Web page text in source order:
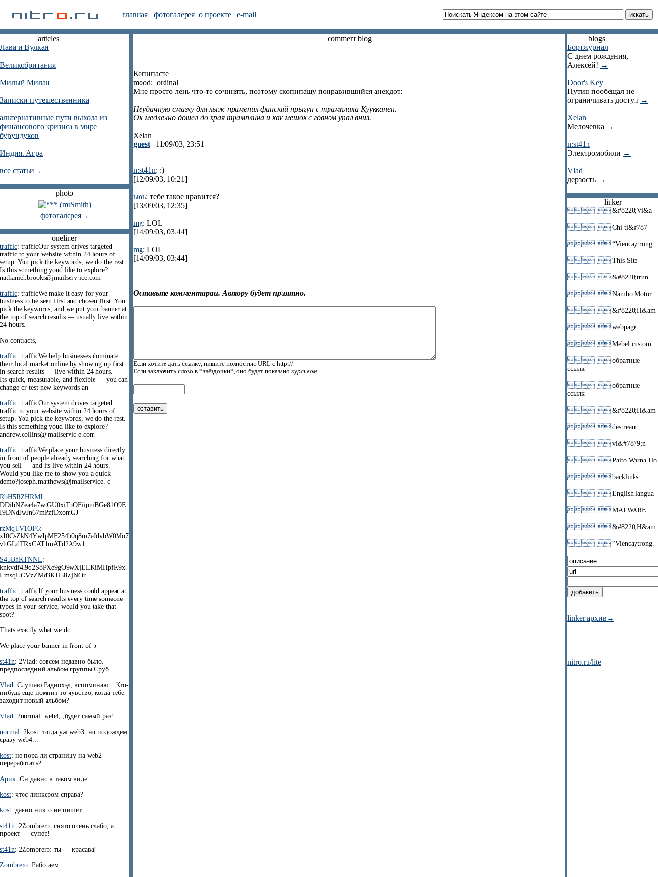
главная фотогалерея о проекте e-mail
articles
Лава и Вулкан
Великобритания
Милый Милан
Записки путешественника
альтернативные пути выхода из
финансового кризиса в мире
бурундуков
Индия. Агра
все статьи→
photo
фотогалерея→
oneliner
traffic: trafficOur system drives targeted
traffic to your website within 24 hours of
setup. You pick the keywords, we do the rest.
Is this something youd like to explore?
nathaniel.brooks@jmailserv ice.com
traffic: trafficWe make it easy for your
business to be seen first and chosen first. You
pick the keywords, and we put your banner at
the top of search results — usually live within
24 hours.
No contracts,
traffic: trafficWe help businesses dominate
their local market online by showing up first
in search results — live within 24 hours.
Its quick, measurable, and flexible — you can
change or test new keywords an
traffic: trafficOur system drives targeted
traffic to your website within 24 hours of
setup. You pick the keywords, we do the rest.
Is this something youd like to explore?
andrew.collins@jmailservic e.com
traffic: trafficWe place your business directly
in front of people already searching for what
you sell — and its live within 24 hours.
Would you like me to show you a quick
demo?joseph.matthews@jmailservice. c
RbH5RZHRML:
DDibNZea4a7wtGU0xiToOFiipmBGe81O9E
I9DNdJwJn67mPzfDxomGJ
rzMqTV1OF6:
xI0CsZkN4YwIpMF254b0q8m7aJdvbW0Mo7
vhGLdTRxCAT1mATd2A9w1
S45BhKTNNL:
knkvdf4l9q2S8PXe9gO9wXjELKiMHpfK9x
LmsqUGVzZMd3KH58ZjNOr
traffic: trafficIf your business could appear at
the top of search results every time someone
types in your service, would you take that
spot?
Thats exactly what we do.
We place your banner in front of p
st41n: 2Vlad: совсем недавно было.
предпоследний альбом группы Сруб.
Vlad: Слушаю Радиохэд, вспоминаю... Кто-
нибудь еще помнит то чувство, когда тебе
заходит новый альбом?
Vlad: 2normal: web4, ,будет самый раз!
normal: 2kost: тогда уж web3. но подождем
сразу web4...
kost: не пора ли страницу на web2
переработать?
Арик: Он давно в таком виде
kost: чтос линкером справа?
kost: давно никто не пишет
st41n: 2Zombrero: снято очень слабо, а
проект — супер!
st41n: 2Zombrero: ты — красава!
Zombrero: Работаем ..
comment blog
Копипасте
mood: ordinal
Мне просто лень что-то сочинять, поэтому скопипащу понравившийся анекдот:
Неудачную смазку для лыж применил финский прыгун с трамплина Куукканен.
Он медленно дошел до края трамплина и как мешок с говном упал вниз.
Xelan
guest | 11/09/03, 23:51
n:st41n: :)
[12/09/03, 10:21]
ьюь: тебе такое нравится?
[13/09/03, 12:35]
mg: LOL
[14/09/03, 03:44]
mg: LOL
[14/09/03, 03:44]
Оставьте комментарии. Автору будет приятно.
Если хотите дать ссылку, пишите полностью URL с http://
Если заключить слово в *звёздочки*, оно будет показано курсивом
blogs
Бортжурнал
С днем рождения,
Алексей! →
Door's Key
Путин пообещал не
ограничивать доступ →
Xelan
Мелочевка →
n:st41n
Электромобили →
Vlad
дерзость →
linker
 &#8220;Vi&a
 Chi ti&#787
 “Viencaytrong.
 This Site
 &#8220;trun
 Nambo Motor
 &#8220;H&am
 webpage
 Mebel custom
 обратные
ссылк
 обратные
ссылк
 &#8220;H&am
 destream
 vi&#7879;n
 Paito Warna Ho
 backlinks
 English langua
 MALWARE
 &#8220;H&am
 “Viencaytrong.
linker архив→
nitro.ru/lite